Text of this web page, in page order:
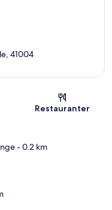
41004
Restauranter
- 0.2 km